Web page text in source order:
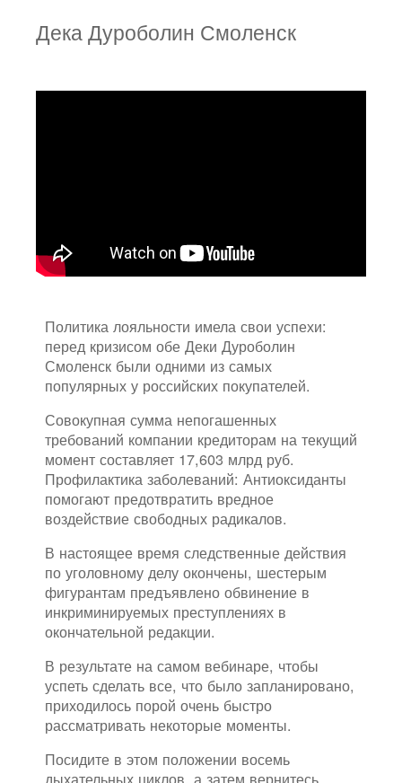
Дека Дуроболин Смоленск
Политика лояльности имела свои успехи:
перед кризисом обе Деки Дуроболин
Смоленск были одними из самых
популярных у российских покупателей.
Совокупная сумма непогашенных
требований компании кредиторам на текущий
момент составляет 17,603 млрд руб.
Профилактика заболеваний: Антиоксиданты
помогают предотвратить вредное
воздействие свободных радикалов.
В настоящее время следственные действия
по уголовному делу окончены, шестерым
фигурантам предъявлено обвинение в
инкриминируемых преступлениях в
окончательной редакции.
В результате на самом вебинаре, чтобы
успеть сделать все, что было запланировано,
приходилось порой очень быстро
рассматривать некоторые моменты.
Посидите в этом положении восемь
дыхательных циклов, а затем вернитесь